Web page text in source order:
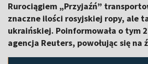
Rurociągiem „Przyjaźń”
znaczne ilości rosyjskiej ropy, ale
ukraińskiej. Poinformowała o tym
agencja Reuters, powołując się na